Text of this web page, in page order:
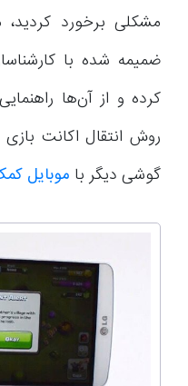
مشکلی برخورد کردید،
ضمیمه شده با
کرده و از آن‌ها
روش انتقال اکانت
گوشی دیگر با موبایل